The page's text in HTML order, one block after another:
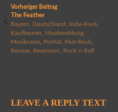
Vorheriger Beitrag
The Feather
Bayern, Deutschland , Indie-Rock,
Kaufbeuren, Musikmeldung,
Musiknews, Porträt, Post-Rock,
Review, Rezension, Rock`n Roll
LEAVE A REPLY TEXT